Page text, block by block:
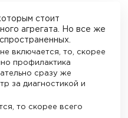
стоит
агрегата. Но все же
включается, то, скорее
профилактика
сразу же
за диагностикой и
то скорее всего